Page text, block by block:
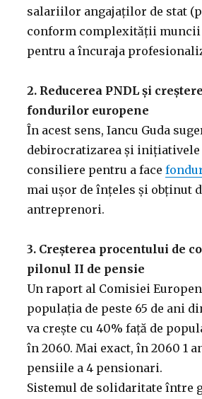
salariilor angajaților de stat
conform complexității muncii
pentru a încuraja
2. Reducerea PNDL și
fondurilor europene
În acest sens, Iancu Guda
debirocratizarea și inițiativele
consiliere pentru a face
mai ușor de înțeles și obținut
antreprenori.
3. Creșterea procentului de
pilonul II de pensie
Un raport al Comisiei
populația de peste 65 de ani
va crește cu 40% față de
în 2060. Mai exact, în 2060 1
pensiile a 4 pensionari.
Sistemul de solidaritate între